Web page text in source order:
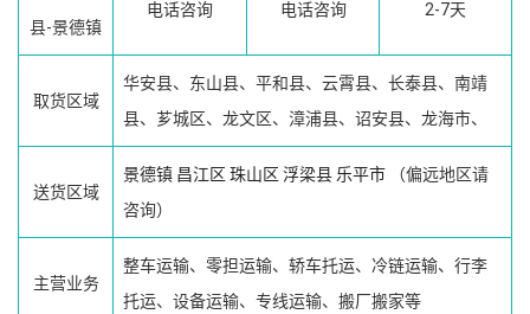
县-景德镇
电话咨询 电话咨询 2-7天
取货区域
华安县、东山县、平和县、云霄县、长泰县、南靖
县、芗城区、龙文区、漳浦县、诏安县、龙海市、
送货区域
景德镇 昌江区 珠山区 浮梁县 乐平市 （偏远地区请
咨询）
主营业务
整车运输、零担运输、轿车托运、冷链运输、行李
托运、设备运输、专线运输、搬厂搬家等